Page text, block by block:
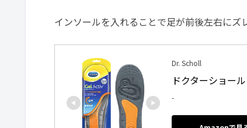
インソールを入れることで足が前後左右にズ
Dr. Scholl
ドクターショー
-